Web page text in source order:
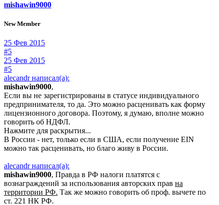
mishawin9000
New Member
25 Фев 2015
#5
25 Фев 2015
#5
alecandr написал(а):
mishawin9000,
Если вы не зарегистрированы в статусе индивидуального
предпринимателя, то да. Это можно расценивать как форму
лицензионного договора. Поэтому, я думаю, вполне можно
говорить об НДФЛ.
Нажмите для раскрытия...
В России - нет, только если в США, если получение EIN
можно так расценивать, но благо живу в России.
alecandr написал(а):
mishawin9000, Правда в РФ налоги платятся с
вознаграждений за использования авторских прав на
территории РФ. Так же можно говорить об проф. вычете по
ст. 221 НК РФ.